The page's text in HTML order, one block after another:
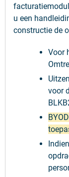
u een
constructie de
Voor
voor